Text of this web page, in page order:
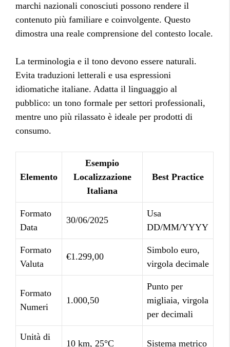
marchi nazionali conosciuti possono rendere il
contenuto più familiare e coinvolgente. Questo
dimostra una reale comprensione del contesto locale.
La terminologia e il tono devono essere naturali.
Evita traduzioni letterali e usa espressioni
idiomatiche italiane. Adatta il linguaggio al
pubblico: un tono formale per settori professionali,
mentre uno più rilassato è ideale per prodotti di
consumo.
Elemento
Esempio
Localizzazione
Italiana
Best Practice
Formato
Data
30/06/2025
Usa
DD/MM/YYYY
Formato
Valuta
€1.299,00
Simbolo euro,
virgola decimale
Formato
Numeri
1.000,50
Punto per
migliaia, virgola
per decimali
Unità di
10 km, 25°C Sistema metrico